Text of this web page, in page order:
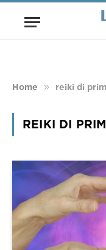
Home » reiki di
REIKI DI